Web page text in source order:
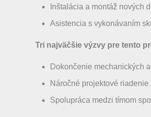
Inštalácia a montáž nových
Asistencia s vykonávaním
Tri najväčšie výzvy pre tento
Dokončenie mechanických
Náročné projektové
Spolupráca medzi tímom